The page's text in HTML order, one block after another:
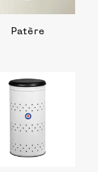
Patère